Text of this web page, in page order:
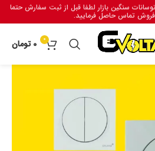
سنگین بازار لطفا قبل از ثبت سفارش حتما
فروش تماس حاصل فرمایید.
0
0 تومان